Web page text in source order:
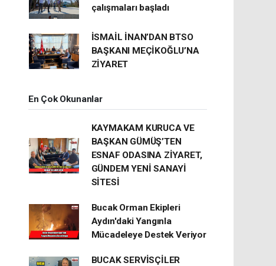
çalışmaları başladı
İSMAİL İNAN’DAN BTSO
BAŞKANI MEÇİKOĞLU’NA
ZİYARET
En Çok Okunanlar
KAYMAKAM KURUCA VE
BAŞKAN GÜMÜŞ’TEN
ESNAF ODASINA ZİYARET,
GÜNDEM YENİ SANAYİ
SİTESİ
Bucak Orman Ekipleri
Aydın'daki Yangınla
Mücadeleye Destek Veriyor
BUCAK SERVİSÇİLER